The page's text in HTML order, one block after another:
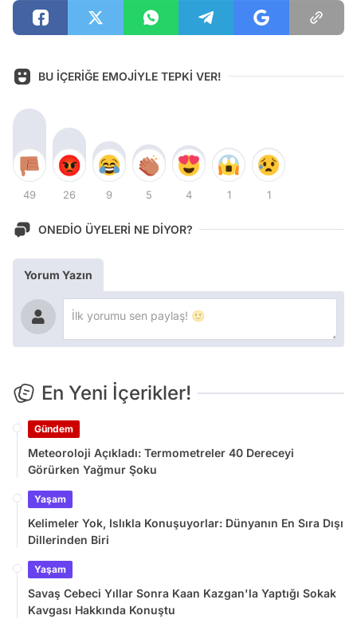
BU İÇERİĞE EMOJİYLE TEPKİ VER!
49 26 9 5 4 1 1
ONEDİO ÜYELERİ NE DİYOR?
Yorum Yazın
En Yeni İçerikler!
Gündem
Meteoroloji Açıkladı: Termometreler 40 Dereceyi
Görürken Yağmur Şoku
Yaşam
Kelimeler Yok, Islıkla Konuşuyorlar: Dünyanın En Sıra Dışı
Dillerinden Biri
Yaşam
Savaş Cebeci Yıllar Sonra Kaan Kazgan'la Yaptığı Sokak
Kavgası Hakkında Konuştu